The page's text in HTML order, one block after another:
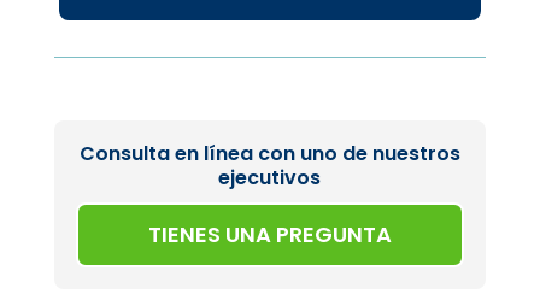
Consulta en línea con uno de nuestros
ejecutivos
TIENES UNA PREGUNTA